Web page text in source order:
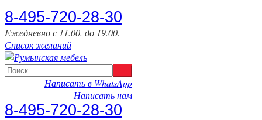
‎8-495-720-28-30
Eжедневно с 11.00. до 19.00.
Список желаний
Написать в WhatsApp
Написать нам
‎8-495-720-28-30